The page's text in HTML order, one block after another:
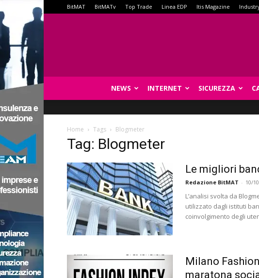
BitMAT BitMATv Top Trade Linea EDP Itis Magazine
NEWS INTERNET SICUREZZA
Home Tags Blogmeter
Tag: Blogmeter
Le migliori
Redazione BitMAT - 10/
L’analisi svolta da
utilizzato dagli istituti
coinvolgimento degli
Milano
maratona